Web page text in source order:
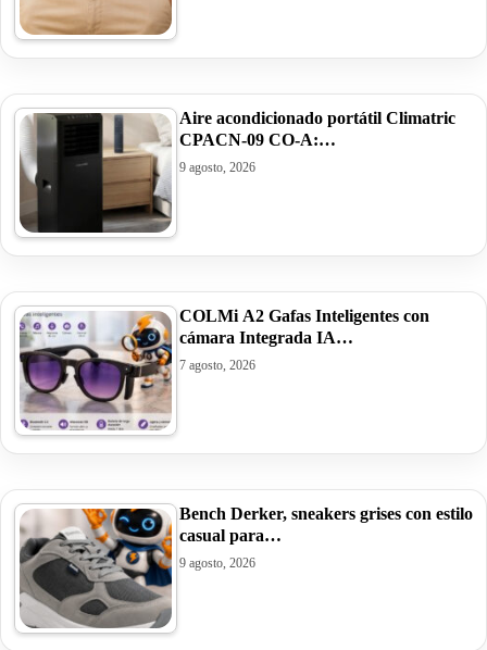
Aire acondicionado portátil Climatric
CPACN-09 CO-A:…
9 agosto, 2026
COLMi A2 Gafas Inteligentes con
cámara Integrada IA…
7 agosto, 2026
Bench Derker, sneakers grises con estilo
casual para…
9 agosto, 2026